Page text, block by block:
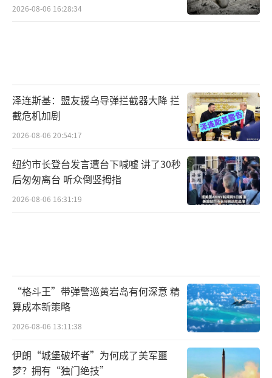
2026-08-06 16:28:34
泽连斯基：盟友援乌导弹拦截器大降 拦
截危机加剧
2026-08-06 20:54:17
纽约市长登台发言遭台下喊嘘 讲了30秒
后匆匆离台 听众倒竖拇指
2026-08-06 16:31:19
“格斗王”带弹警巡黄岩岛有何深意 精
算成本新策略
2026-08-06 13:11:38
伊朗“城堡破坏者”为何成了美军噩
梦？拥有“独门绝技”